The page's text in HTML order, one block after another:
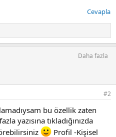
Cevapla
Daha fazla
#2
bu özellik zaten
yazısına tıkladığınızda
Profil -Kişisel